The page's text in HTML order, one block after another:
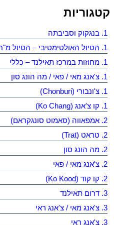
קטגוריות
1. בנגקוק וסביבתה
1. הטיול האולטימטיבי – הטיול מ"חוף לחוף"
1. מחוזות במרכז תאילנד – כללי
1. צ'אנג מאי / פאי / מה הונג סון
1. צ'ונבורי (Chonburi)
1. קו צ'אנג (Ko Chang)
2. אמפאווה (סאמוט סונגקראם)
2. טראט (Trat)
2. מה הונג סון
2. צ'אנג מאי / פאי
2. קו קוד (Ko Kood)
3. דרום תאילנד
3. צ'אנג מאי / צ'אנג ראי
3. צ'אנג ראי